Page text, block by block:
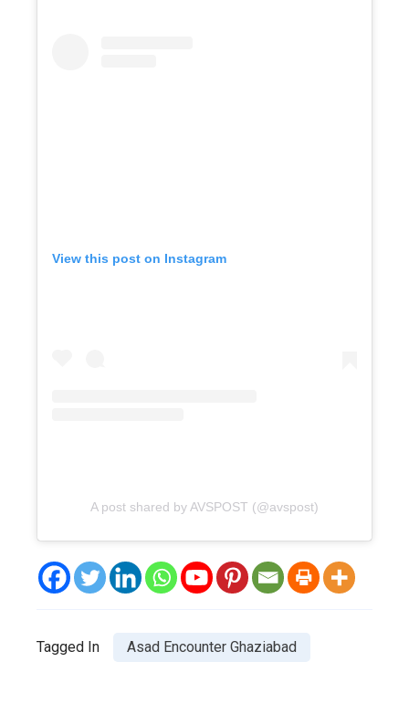
View this post on Instagram
A post shared by AVSPOST (@avspost)
Tagged In Asad Encounter Ghaziabad